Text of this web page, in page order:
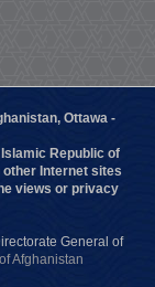
Ottawa -
Republic of
Internet sites
views or privacy
General of
Afghanistan